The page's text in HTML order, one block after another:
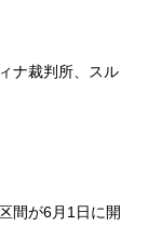
ナ裁判所、スル
間が6月1日に開